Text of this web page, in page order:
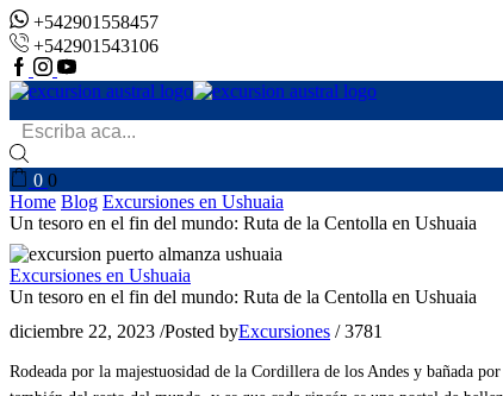
+542901558457
+542901543106
Facebook
Instagram
Youtube
AntártidaUshuaia
Search
input
0 0
Home Blog Excursiones en Ushuaia
Un tesoro en el fin del mundo: Ruta de la Centolla en Ushuaia
Excursiones en Ushuaia
Un tesoro en el fin del mundo: Ruta de la Centolla en Ushuaia
diciembre 22, 2023 /Posted byExcursiones / 3781
Rodeada por la majestuosidad de la Cordillera de los Andes y bañada